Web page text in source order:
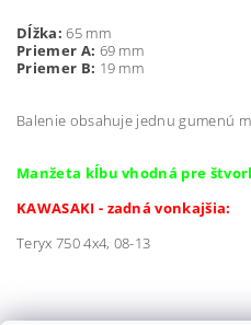
Dĺžka: 65 mm
Priemer A: 69 mm
Priemer B: 19 mm
Balenie obsahuje jednu gumenú
Manžeta kĺbu vhodná pre
KAWASAKI - zadná vonkajšia:
Teryx 750 4x4, 08-13